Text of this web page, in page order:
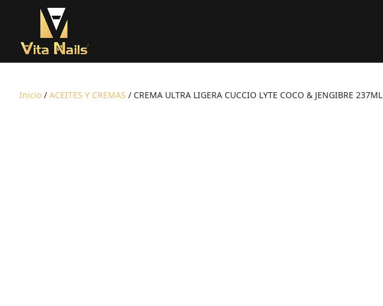
Inicio / ACEITES Y CREMAS / CREMA ULTRA LIGERA CUCCIO LYTE COCO & JENGIBRE 237ML